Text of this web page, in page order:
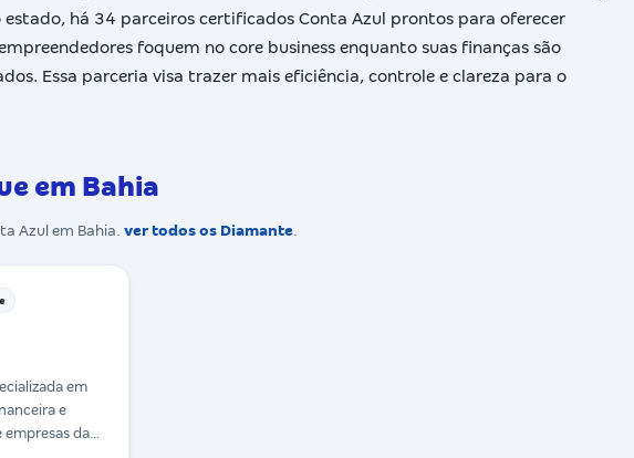
há 34 parceiros certificados Conta Azul prontos para oferecer
foquem no core business enquanto suas finanças são
Essa parceria visa trazer mais eficiência, controle e clareza para o
em Bahia
Azul em Bahia. ver todos os Diamante.
em
e
empresas da